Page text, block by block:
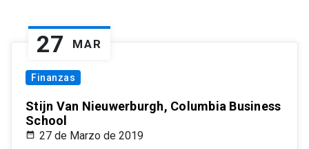
27 MAR
Finanzas
Stijn Van Nieuwerburgh, Columbia Business
School
27 de Marzo de 2019